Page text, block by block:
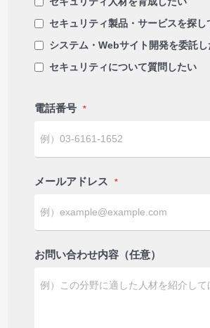
セキュリティ製品・サービスを探し
システム・Webサイト開発を委託し
セキュリティについて質問したい
電話番号 *
メールアドレス *
お問い合わせ内容（任意）